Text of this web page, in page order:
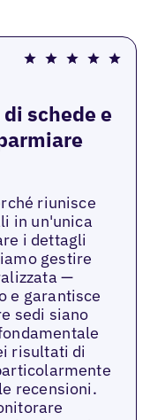
schede e
riunisce
in un'unica
i dettagli
gestire
—
e garantisce
sedi siano
risultati di
recensioni.